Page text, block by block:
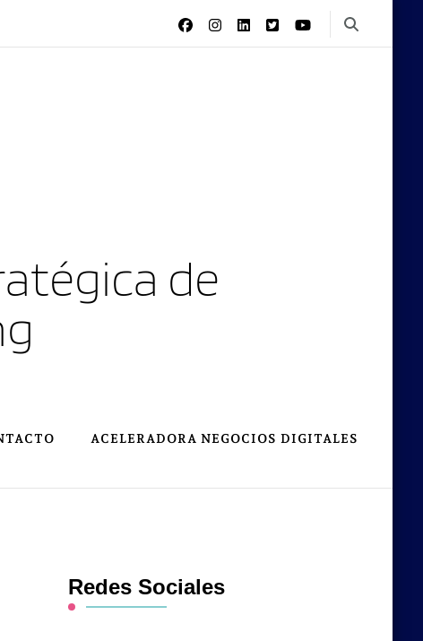
de
ACELERADORA NEGOCIOS DIGITALES
Redes Sociales